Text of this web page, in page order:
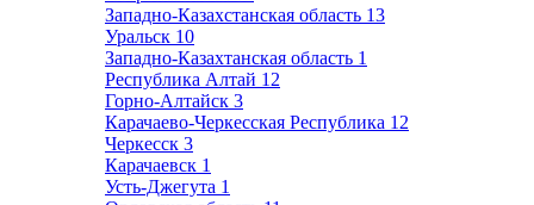
Западно-Казахстанская область 13
Уральск 10
Западно-Казахтанская область 1
Республика Алтай 12
Горно-Алтайск 3
Карачаево-Черкесская Республика 12
Черкесск 3
Карачаевск 1
Усть-Джегута 1